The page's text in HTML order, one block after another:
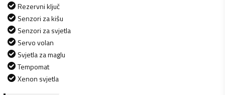
Rezervni ključ
Senzori za kišu
Senzori za svjetla
Servo volan
Svjetla za maglu
Tempomat
Xenon svjetla